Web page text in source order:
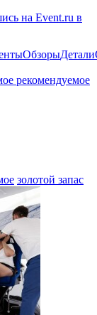
на Event.ru в
ОбзорыДетали
рекомендуемое
золотой запас